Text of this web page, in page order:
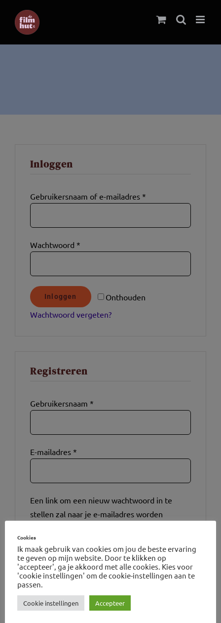
inhoud
Inloggen
Gebruikersnaam of e-mailadres *
Wachtwoord *
Onthouden
Inloggen
Wachtwoord vergeten?
Registreren
Gebruikersnaam *
E-mailadres *
Een link om een nieuw wachtwoord in te
stellen zal naar je e-mailadres worden
Registratie is nodig om de online cursus via
de website te kunnen volgen. Nadat je een
account hebt aangemaakt, kun je inloggen en
zie je het overzicht van de door jou gekochte
cursus(sen). Je kunt het account ook
Cookies
Ik maak gebruik van cookies om jou de beste ervaring
te geven op mijn website. Door te klikken op
'accepteer', ga je akkoord met alle cookies. Kies voor
'cookie instellingen' om de cookie-instellingen aan te
passen.
Cookie instellingen Accepteer